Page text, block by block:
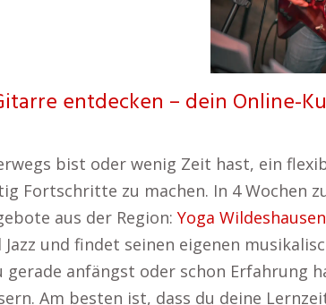
entdecken – dein Online-
bist oder wenig Zeit hast, ein
Fortschritte zu machen. In 4 Wochen
aus der Region: Yoga Wildeshausen
Jazz und findet seinen eigenen
gerade anfängst oder schon Erfahrung
Am besten ist, dass du deine